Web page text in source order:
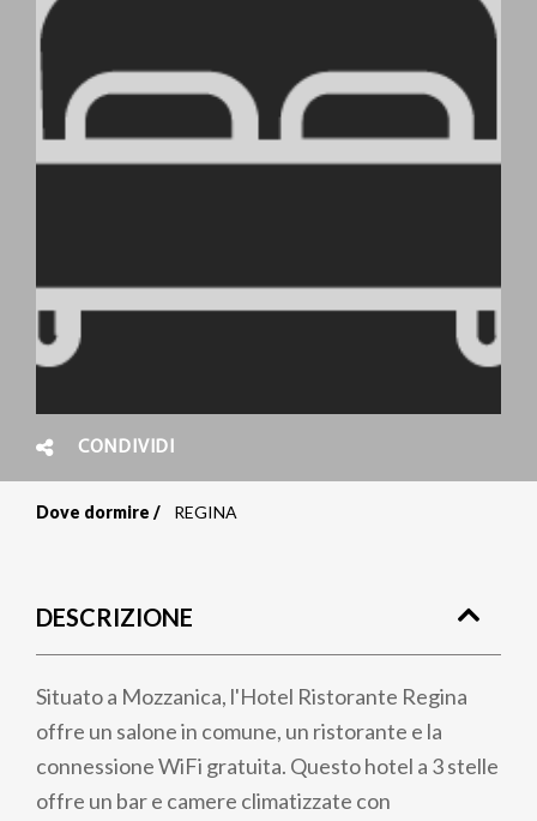
CONDIVIDI
pane
Dove dormire REGINA
DESCRIZIONE
Situato a Mozzanica, l'Hotel Ristorante Regina
offre un salone in comune, un ristorante e la
connessione WiFi gratuita. Questo hotel a 3 stelle
offre un bar e camere climatizzate con